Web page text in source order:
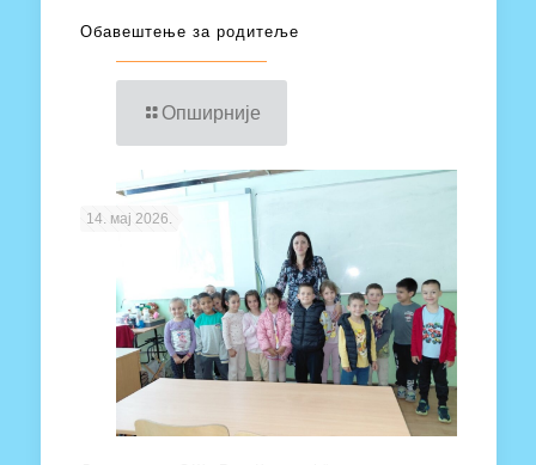
Обавештење за родитеље
Опширније
14. мај 2026.